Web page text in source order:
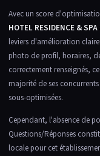
Avec un score
HOTEL RESIDENCE &
leviers d'amélioration
photo de profil, horaires,
correctement renseignés,
majorité de ses
sous-optimisées.
Cependant, l'absence de
Questions/Réponses
locale pour cet